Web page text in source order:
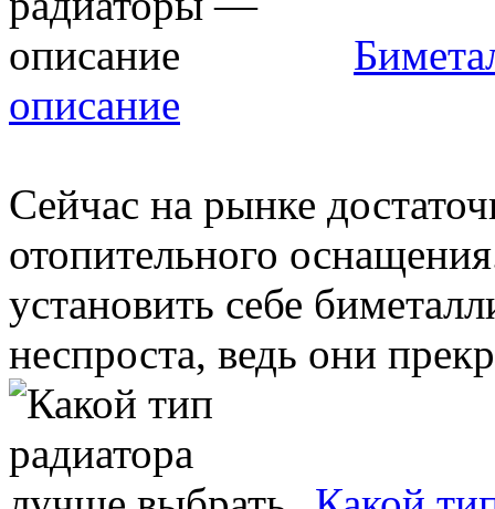
описание
Сейчас на рынке
отопительного
установить себе
неспроста, ведь они